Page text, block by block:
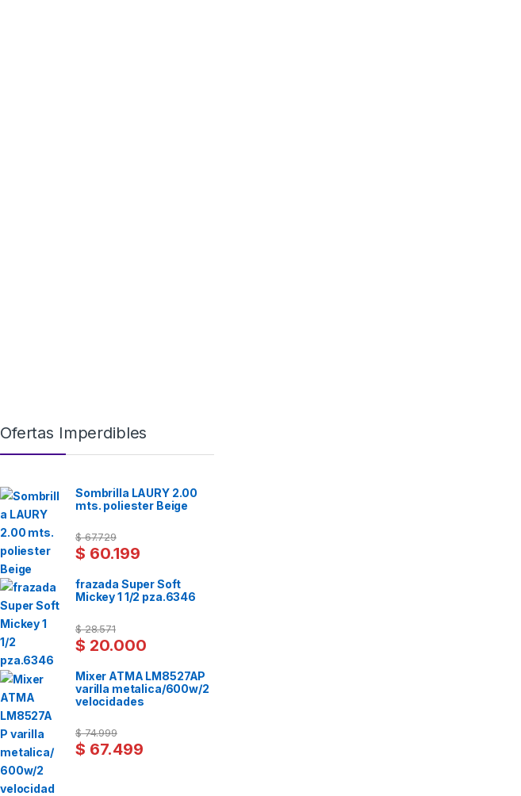
Ofertas Imperdibles
Sombrilla LAURY 2.00
mts. poliester Beige
$ 60.199
$67.729
frazada Super Soft
Mickey 1 1/2 pza.6346
$ 20.000
$28.571
Mixer ATMA LM8527AP
varilla metalica/600w/2
velocidades
$ 67.499
$74.999